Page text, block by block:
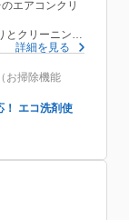
エアコンクリ
とクリーニング
も、解決して
詳細を見る
お掃除機能
！ エコ洗剤使